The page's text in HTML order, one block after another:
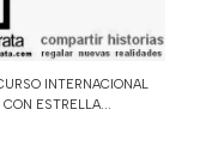
INTERNACIONAL
CON ESTRELLA...